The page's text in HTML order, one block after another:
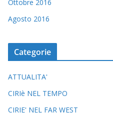
Ottobre 2016
Agosto 2016
Categorie
ATTUALITA'
CIRIè NEL TEMPO
CIRIE' NEL FAR WEST